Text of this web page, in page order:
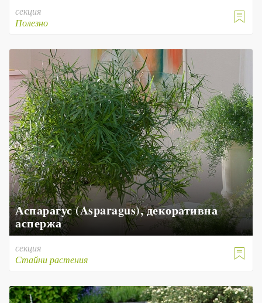

секция
Полезно
Аспарагус (Asparagus), декоративна
аспержа

секция
Стайни растения